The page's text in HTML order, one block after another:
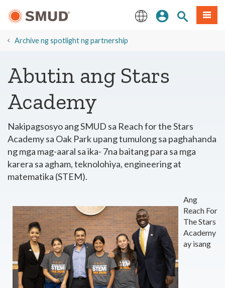
Nilalaman
Mag-sign InMenu
Archive ng spotlight ng partnership
Abutin ang Stars
Academy
Nakipagsosyo ang SMUD sa Reach for the Stars
Academy sa Oak Park upang tumulong sa paghahanda
ng mga mag-aaral sa ika- 7na baitang para sa mga
karera sa agham, teknolohiya, engineering at
matematika (STEM).
Ang
Reach For
The Stars
Academy
ay isang